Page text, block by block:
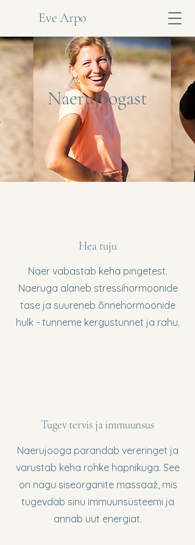
Eve Arpo
Naerujoogast
Hea tuju
Naer vabastab keha pingetest.
Naeruga alaneb stressihormoonide
tase ja suureneb õnnehormoonide
hulk - tunneme kergustunnet ja rahu.
Tugev tervis ja immuunsus
Naerujooga parandab vereringet ja
varustab keha rohke hapnikuga. See
on nagu siseorganite massaaž, mis
tugevdab sinu immuunsüsteemi ja
annab uut energiat.